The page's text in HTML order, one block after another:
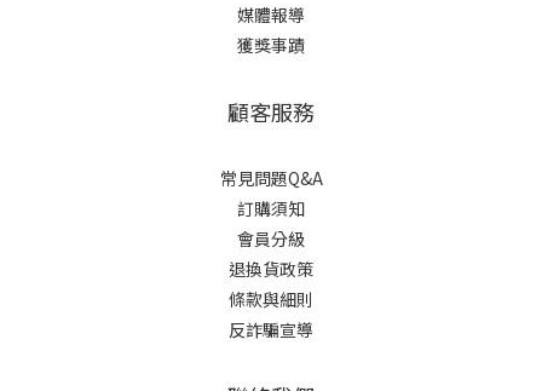
媒體報導
獲獎事蹟
顧客服務
常見問題Q&A
訂購須知
會員分級
退換貨政策
條款與細則
反詐騙宣導